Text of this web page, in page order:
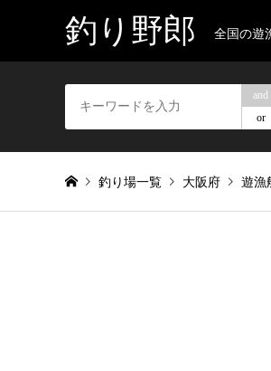
釣り野郎 全国の遊
and
or
釣り場一覧 大阪府 遊漁